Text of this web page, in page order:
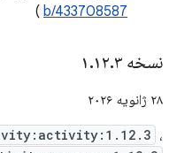
b/433708587
)
نسخه ۱ .۱۲.۳
۲۸ ژانویه ۲۰۲۶
،